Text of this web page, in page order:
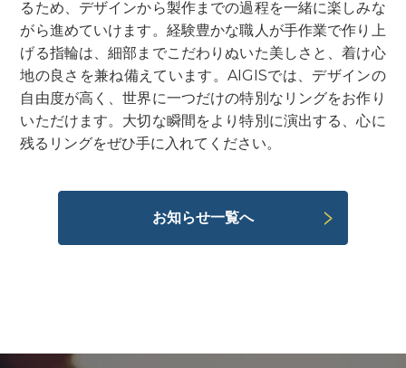
るため、デザインから製作までの過程を一緒に楽しみな
がら進めていけます。経験豊かな職人が手作業で作り上
げる指輪は、細部までこだわりぬいた美しさと、着け心
地の良さを兼ね備えています。AIGISでは、デザインの
自由度が高く、世界に一つだけの特別なリングをお作り
いただけます。大切な瞬間をより特別に演出する、心に
残るリングをぜひ手に入れてください。
お知らせ一覧へ